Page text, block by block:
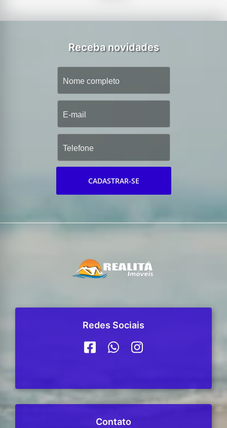
Receba novidades
CADASTRAR-SE
Redes Sociais
Contato